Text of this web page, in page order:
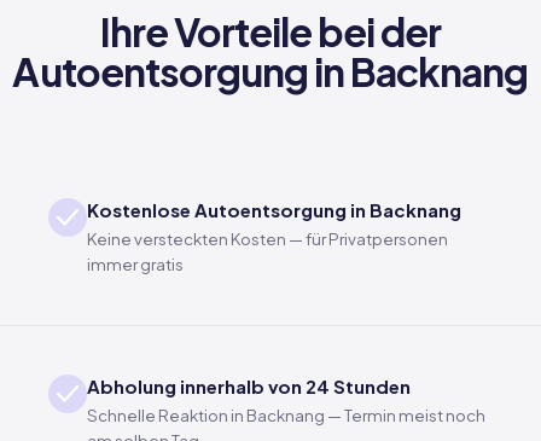
Ihre Vorteile bei der
Autoentsorgung in Backnang
Kostenlose Autoentsorgung in Backnang
Keine versteckten Kosten — für Privatpersonen
immer gratis
Abholung innerhalb von 24 Stunden
Schnelle Reaktion in Backnang — Termin meist noch